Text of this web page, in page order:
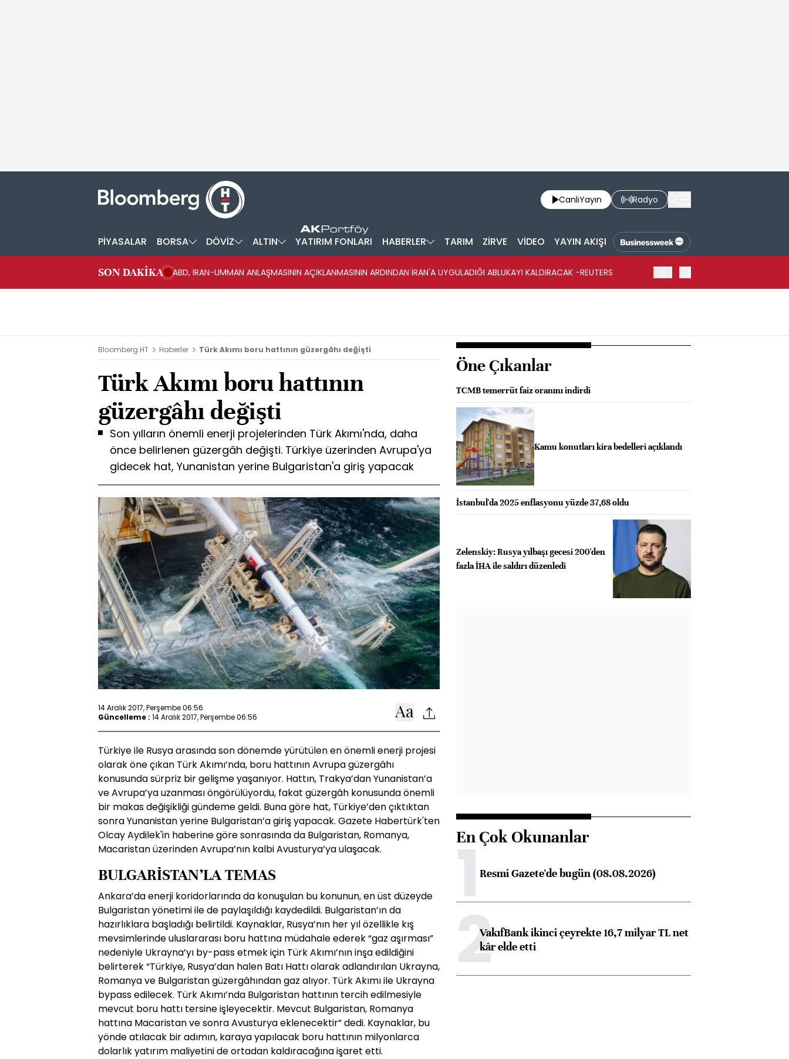
CanlıYayın Radyo
PİYASALAR BORSA DÖVİZ ALTIN YATIRIM FONLARI HABERLER TARIM ZİRVE VİDEO YAYIN AKIŞI
SON DAKİKA ABD, İRAN-UMMAN ANLAŞMASININ AÇIKLANMASININ ARDINDAN İRAN'A UYGULADIĞI ABLUKAYI KALDIRACAK -REUTERS
Bloomberg HT Haberler Türk Akımı boru hattının güzergâhı değişti
Türk Akımı boru hattının
güzergâhı değişti
Son yılların önemli enerji projelerinden Türk Akımı'nda, daha
önce belirlenen güzergâh değişti. Türkiye üzerinden Avrupa'ya
gidecek hat, Yunanistan yerine Bulgaristan'a giriş yapacak
14 Aralık 2017, Perşembe 06:56
Güncelleme : 14 Aralık 2017, Perşembe 06:56
Türkiye ile Rusya arasında son dönemde yürütülen en önemli enerji projesi
olarak öne çıkan Türk Akımı’nda, boru hattının Avrupa güzergâhı
konusunda sürpriz bir gelişme yaşanıyor. Hattın, Trakya’dan Yunanistan’a
ve Avrupa’ya uzanması öngörülüyordu, fakat güzergâh konusunda önemli
bir makas değişikliği gündeme geldi. Buna göre hat, Türkiye’den çıktıktan
sonra Yunanistan yerine Bulgaristan’a giriş yapacak. Gazete Habertürk'ten
Olcay Aydilek'in haberine göre sonrasında da Bulgaristan, Romanya,
Macaristan üzerinden Avrupa’nın kalbi Avusturya’ya ulaşacak.
BULGARİSTAN’LA TEMAS
Ankara’da enerji koridorlarında da konuşulan bu konunun, en üst düzeyde
Bulgaristan yönetimi ile de paylaşıldığı kaydedildi. Bulgaristan’ın da
hazırlıklara başladığı belirtildi. Kaynaklar, Rusya’nın her yıl özellikle kış
mevsimlerinde uluslararası boru hattına müdahale ederek “gaz aşırması”
nedeniyle Ukrayna’yı by-pass etmek için Türk Akımı’nın inşa edildiğini
belirterek “Türkiye, Rusya’dan halen Batı Hattı olarak adlandırılan Ukrayna,
Romanya ve Bulgaristan güzergâhından gaz alıyor. Türk Akımı ile Ukrayna
bypass edilecek. Türk Akımı’nda Bulgaristan hattının tercih edilmesiyle
mevcut boru hattı tersine işleyecektir. Mevcut Bulgaristan, Romanya
hattına Macaristan ve sonra Avusturya eklenecektir” dedi. Kaynaklar, bu
yönde atılacak bir adımın, karaya yapılacak boru hattının milyonlarca
dolarlık yatırım maliyetini de ortadan kaldıracağına işaret etti.
Öne Çıkanlar
TCMB temerrüt faiz oranını indirdi
Kamu konutları kira bedelleri açıklandı
İstanbul'da 2025 enflasyonu yüzde 37,68 oldu
Zelenskiy: Rusya yılbaşı gecesi 200'den
fazla İHA ile saldırı düzenledi
En Çok Okunanlar
1Resmi Gazete'de bugün (08.08.2026)
2VakıfBank ikinci çeyrekte 16,7 milyar TL net
kâr elde etti